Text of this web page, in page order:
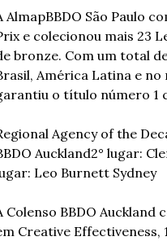
AlmapBBDO São Paulo
e colecionou mais 23
bronze. Com um total
América Latina e no
o título número 1
Agency of the
Auckland2° lugar:
Leo Burnett Sydney
Colenso BBDO Auckland
Creative Effectiveness,